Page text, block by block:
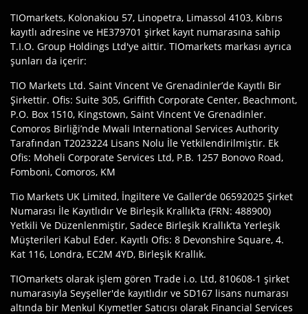
TIOmarkets, Kolonakiou 57, Linopetra, Limassol 4103, Kıbrıs
kayıtlı adresine ve HE379701 şirket kayıt numarasına sahip
T.I.O. Group Holdings Ltd'ye aittir. TIOmarkets markası ayrıca
şunları da içerir:
TIO Markets Ltd. Saint Vincent Ve Grenadinler’de Kayıtlı Bir
Şirkettir. Ofis: Suite 305, Griffith Corporate Center, Beachmont,
P.O. Box 1510, Kingstown, Saint Vincent Ve Grenadinler.
Comoros Birliği’nde Mwali International Services Authority
Tarafından T2023224 Lisans Nolu İle Yetkilendirilmiştir. Ek
Ofis: Moheli Corporate Services Ltd, P.B. 1257 Bonovo Road,
Fomboni, Comoros, KM
Tio Markets UK Limited, İngiltere Ve Galler’de 06592025 Şirket
Numarası İle Kayıtlıdır Ve Birleşik Krallık’ta (FRN: 488900)
Yetkili Ve Düzenlenmiştir, Sadece Birleşik Krallık’ta Yerleşik
Müşterileri Kabul Eder. Kayıtlı Ofis: 8 Devonshire Square, 4.
Kat 116, Londra, EC2M 4YD, Birleşik Krallık.
TIOmarkets olarak işlem gören Trade i.o. Ltd, 810608-1 şirket
numarasıyla Seyşeller'de kayıtlıdır ve SD167 lisans numarası
altında bir Menkul Kıymetler Satıcısı olarak Financial Services